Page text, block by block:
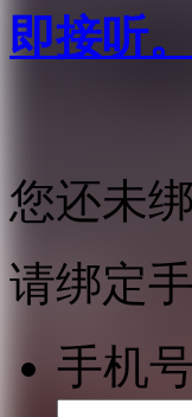
即接听。
您还未
请绑定
手机